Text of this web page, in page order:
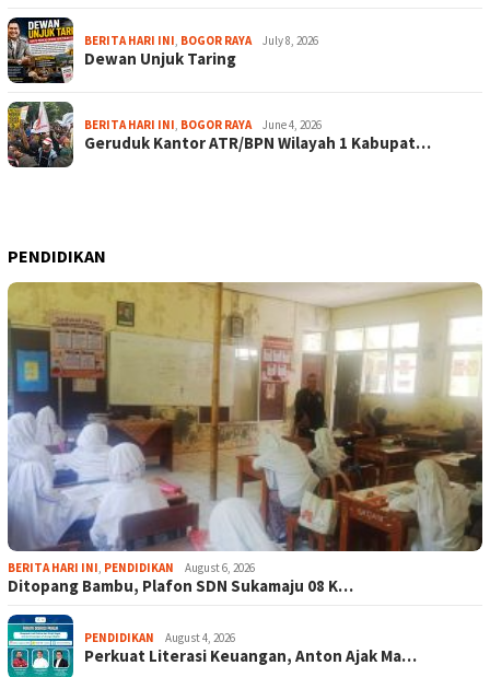
BERITA HARI INI, BOGOR RAYA July 8, 2026
Dewan Unjuk Taring
BERITA HARI INI, BOGOR RAYA June 4, 2026
Geruduk Kantor ATR/BPN Wilayah 1 Kabupat…
PENDIDIKAN
BERITA HARI INI, PENDIDIKAN August 6, 2026
Ditopang Bambu, Plafon SDN Sukamaju 08 K…
PENDIDIKAN August 4, 2026
Perkuat Literasi Keuangan, Anton Ajak Ma…